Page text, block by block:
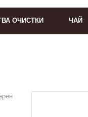
ОЧИСТКИ ЧАЙ